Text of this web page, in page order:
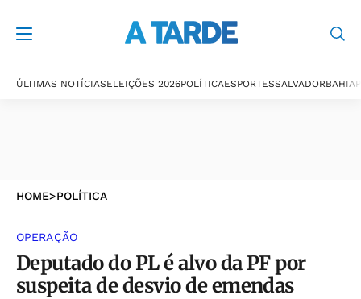
ÚLTIMAS NOTÍCIASELEIÇÕES 2026POLÍTICAESPORTESSALVADORBAHIA
HOME>POLÍTICA
OPERAÇÃO
Deputado do PL é alvo da PF por
suspeita de desvio de emendas